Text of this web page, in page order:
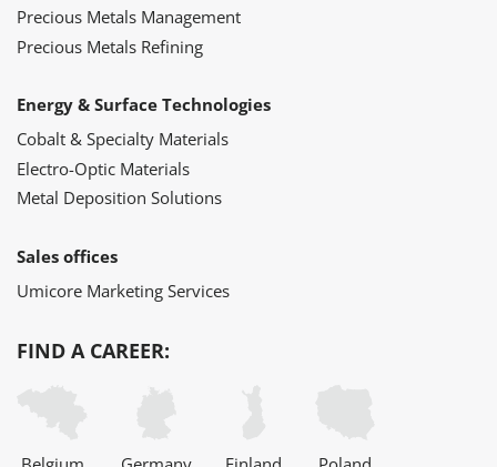
Precious Metals Management
Precious Metals Refining
Energy & Surface Technologies
Cobalt & Specialty Materials
Electro-Optic Materials
Metal Deposition Solutions
Sales offices
Umicore Marketing Services
FIND A CAREER: